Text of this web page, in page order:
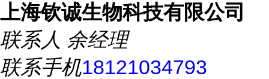
上海钦诚生物科技有限公司
联系人 余经理
联系手机18121034793